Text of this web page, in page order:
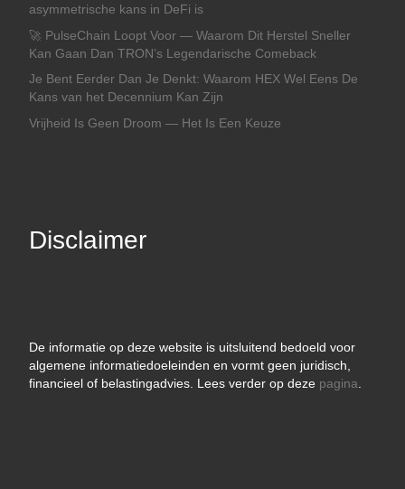
asymmetrische kans in DeFi is
🚀 PulseChain Loopt Voor — Waarom Dit Herstel Sneller
Kan Gaan Dan TRON’s Legendarische Comeback
Je Bent Eerder Dan Je Denkt: Waarom HEX Wel Eens De
Kans van het Decennium Kan Zijn
Vrijheid Is Geen Droom — Het Is Een Keuze
Disclaimer
De informatie op deze website is uitsluitend bedoeld voor
algemene informatiedoeleinden en vormt geen juridisch,
financieel of belastingadvies. Lees verder op deze pagina.